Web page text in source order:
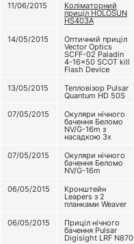
11/06/2015 Коліматорний
приціл HOLOSUN
HS403A
14/05/2015 Оптичний приціл
Vector Optics
SCFF-02 Paladin
4-16x50 SCOT kill
Flash Device
13/05/2015 Тепловізор Pulsar
Quantum HD 50S
07/05/2015
Окуляри нічного
бачення Беломо
NV/G-16m з
насадкою 3х
07/05/2015 Окуляри нічного
бачення Беломо
NV/G-16m
06/05/2015 Кронштейн
Leapers з 2
планками Weaver
06/05/2015 Приціл нічного
бачення Pulsar
Digisight LRF N870